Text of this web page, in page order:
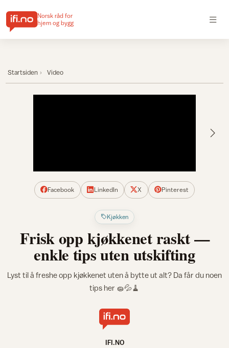
Norsk råd for
hjem og bygg
Startsiden Video
Facebook LinkedIn X Pinterest
Kjøkken
Frisk opp kjøkkenet raskt —
enkle tips uten utskifting
Lyst til å freshe opp kjøkkenet uten å bytte ut alt? Da får du noen
tips her 🧽💦🧹
IFI.NO